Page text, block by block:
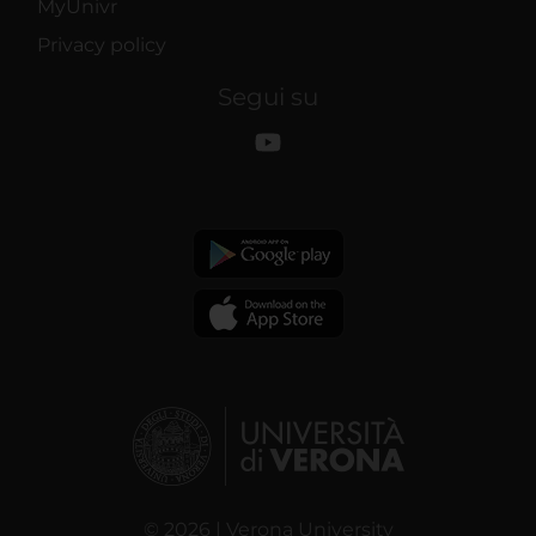
MyUnivr
Privacy policy
Segui su
© 2026 | Verona University